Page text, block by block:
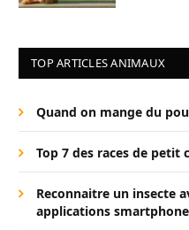
TOP ARTICLES ANIMAUX
Quand on mange du
Top 7 des races de
Reconnaitre un insecte
applications